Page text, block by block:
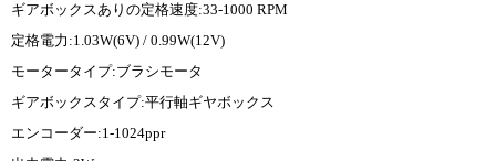
ギアボックスありの定格速度:33-1000 RPM
定格電力:1.03W(6V) / 0.99W(12V)
モータータイプ:ブラシモータ
ギアボックスタイプ:平行軸ギヤボックス
エンコーダー:1-1024ppr